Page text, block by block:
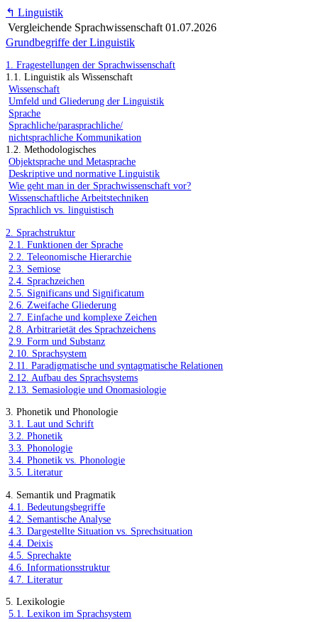
↰ Linguistik
Vergleichende Sprachwissenschaft 01.07.2026
Grundbegriffe der Linguistik
1. Fragestellungen der Sprachwissenschaft
1.1. Linguistik als Wissenschaft
Wissenschaft
Umfeld und Gliederung der Linguistik
Sprache
Sprachliche/parasprachliche/
nichtsprachliche Kommunikation
1.2. Methodologisches
Objektsprache und Metasprache
Deskriptive und normative Linguistik
Wie geht man in der Sprachwissenschaft vor?
Wissenschaftliche Arbeitstechniken
Sprachlich vs. linguistisch
2. Sprachstruktur
2.1. Funktionen der Sprache
2.2. Teleonomische Hierarchie
2.3. Semiose
2.4. Sprachzeichen
2.5. Significans und Significatum
2.6. Zweifache Gliederung
2.7. Einfache und komplexe Zeichen
2.8. Arbitrarietät des Sprachzeichens
2.9. Form und Substanz
2.10. Sprachsystem
2.11. Paradigmatische und syntagmatische Relationen
2.12. Aufbau des Sprachsystems
2.13. Semasiologie und Onomasiologie
3. Phonetik und Phonologie
3.1. Laut und Schrift
3.2. Phonetik
3.3. Phonologie
3.4. Phonetik vs. Phonologie
3.5. Literatur
4. Semantik und Pragmatik
4.1. Bedeutungsbegriffe
4.2. Semantische Analyse
4.3. Dargestellte Situation vs. Sprechsituation
4.4. Deixis
4.5. Sprechakte
4.6. Informationsstruktur
4.7. Literatur
5. Lexikologie
5.1. Lexikon im Sprachsystem